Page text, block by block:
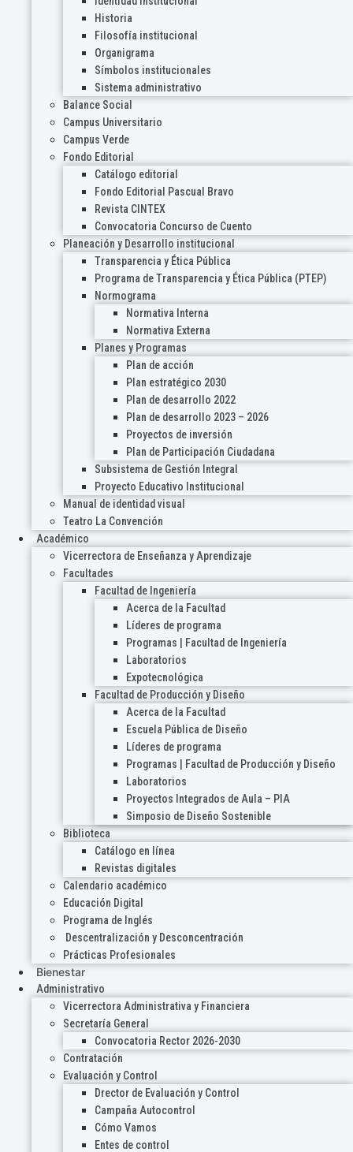
Historia
Filosofía institucional
Organigrama
Símbolos institucionales
Sistema administrativo
Balance Social
Campus Universitario
Campus Verde
Fondo Editorial
Catálogo editorial
Fondo Editorial Pascual Bravo
Revista CINTEX
Convocatoria Concurso de Cuento
Planeación y Desarrollo institucional
Transparencia y Ética Pública
Programa de Transparencia y Ética Pública (PTEP)
Normograma
Normativa Interna
Normativa Externa
Planes y Programas
Plan de acción
Plan estratégico 2030
Plan de desarrollo 2022
Plan de desarrollo 2023 – 2026
Proyectos de inversión
Plan de Participación Ciudadana
Subsistema de Gestión Integral
Proyecto Educativo Institucional
Manual de identidad visual
Teatro La Convención
Académico
Vicerrectora de Enseñanza y Aprendizaje
Facultades
Facultad de Ingeniería
Acerca de la Facultad
Líderes de programa
Programas | Facultad de Ingeniería
Laboratorios
Expotecnológica
Facultad de Producción y Diseño
Acerca de la Facultad
Escuela Pública de Diseño
Líderes de programa
Programas | Facultad de Producción y Diseño
Laboratorios
Proyectos Integrados de Aula – PIA
Simposio de Diseño Sostenible
Biblioteca
Catálogo en línea
Revistas digitales
Calendario académico
Educación Digital
Programa de Inglés
Descentralización y Desconcentración
Prácticas Profesionales
Bienestar
Administrativo
Vicerrectora Administrativa y Financiera
Secretaría General
Convocatoria Rector 2026-2030
Contratación
Evaluación y Control
Drector de Evaluación y Control
Campaña Autocontrol
Cómo Vamos
Entes de control